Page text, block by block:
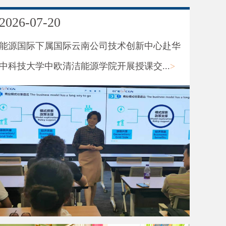
07-20
源国际下属国际云南公司技术创新中心赴华
科技大学中欧清洁能源学院开展授课交...>